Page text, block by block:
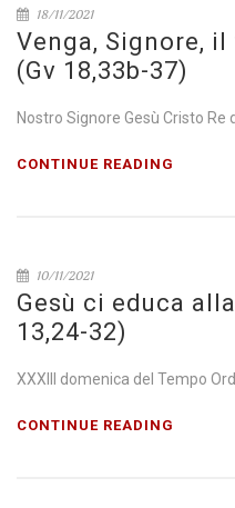
18/11/2021
Venga, Signore,
(Gv 18,33b-37)
Nostro Signore Gesù Cristo
CONTINUE READING
10/11/2021
Gesù ci educa
13,24-32)
XXXIII domenica del Tempo
CONTINUE READING